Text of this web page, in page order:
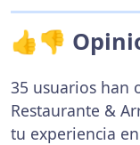
👍👎
35 usuarios han
Restaurante &
tu experiencia